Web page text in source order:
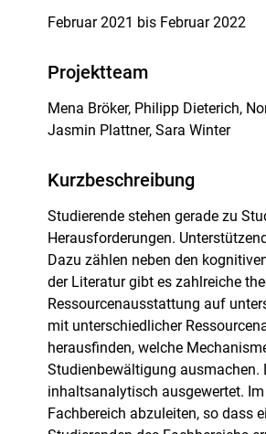
Februar 2021 bis Februar 2022
Projektteam
Mena Bröker, Philipp Dieterich,
Jasmin Plattner, Sara Winter
Kurzbeschreibung
Studierende stehen gerade zu
Herausforderungen.
Dazu zählen neben den
der Literatur gibt es zahlreiche
Ressourcenausstattung auf
mit unterschiedlicher
herausfinden, welche
Studienbewältigung ausmachen.
inhaltsanalytisch ausgewertet.
Fachbereich abzuleiten, so dass